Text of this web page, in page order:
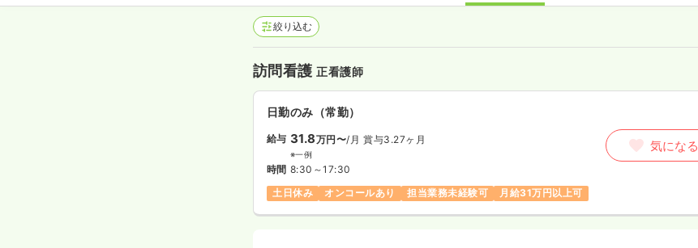
絞り込む
訪問看護正看護師
日勤のみ（常勤）
給与 31.8万円〜/月 賞与3.27ヶ月
※一例
時間 8:30～17:30
土日休み
オンコールあり 担当業務未経験可 月給31万円以上可
気になる